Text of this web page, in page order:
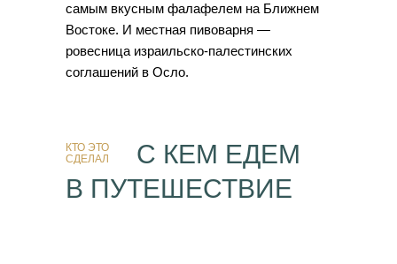
самым вкусным фалафелем на Ближнем
Востоке. И местная пивоварня —
ровесница израильско-палестинских
соглашений в Осло.
С КЕМ ЕДЕМ
В ПУТЕШЕСТВИЕ
КТО ЭТО
СДЕЛАЛ